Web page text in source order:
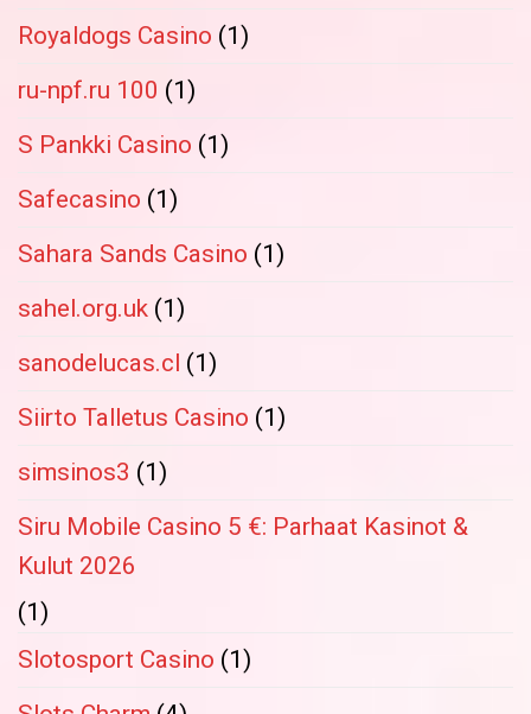
Royaldogs Casino (1)
ru-npf.ru 100 (1)
S Pankki Casino (1)
Safecasino (1)
Sahara Sands Casino (1)
sahel.org.uk (1)
sanodelucas.cl (1)
Siirto Talletus Casino (1)
simsinos3 (1)
Siru Mobile Casino 5 €: Parhaat Kasinot &
Kulut 2026
(1)
Slotosport Casino (1)